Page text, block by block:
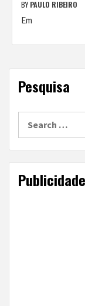
BY PAULO RIBEIRO
Em
Pesquisa
Publicidade